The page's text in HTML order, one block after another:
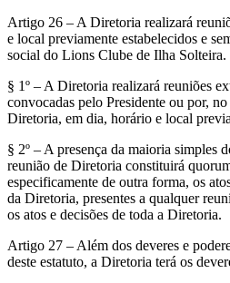
Artigo 26 – A Diretoria realizará
e local previamente estabelecidos e
social do Lions Clube de Ilha Solteira.
§ 1º – A Diretoria realizará reuniões
convocadas pelo Presidente ou por,
Diretoria, em dia, horário e local
§ 2º – A presença da maioria simples
reunião de Diretoria constituirá
especificamente de outra forma, os
da Diretoria, presentes a qualquer
os atos e decisões de toda a Diretoria.
Artigo 27 – Além dos deveres e
deste estatuto, a Diretoria terá os